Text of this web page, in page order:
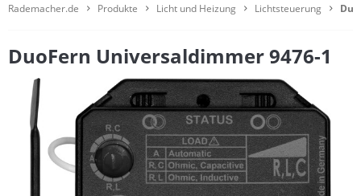
Rademacher.de Produkte Licht und Heizung Lichtsteuerung
DuoFern Universaldimmer 9476-1